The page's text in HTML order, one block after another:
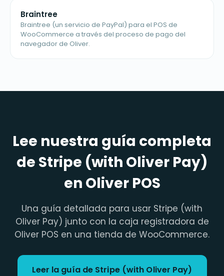
Braintree
Braintree (un servicio de PayPal) para el POS de
WooCommerce a través del proceso de pago del
navegador de Oliver.
Lee nuestra guía completa
de Stripe (with Oliver Pay)
en Oliver POS
Una guía detallada para usar Stripe (with
Oliver Pay) junto con la caja registradora de
Oliver POS en una tienda de WooCommerce.
Leer la guía de Stripe (with Oliver Pay)